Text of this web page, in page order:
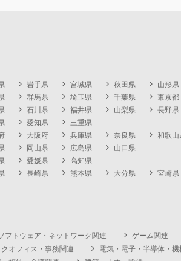
岩手県 宮城県 秋田県 山形県
群馬県 埼玉県 千葉県 東京都
石川県 福井県 山梨県
長野県
愛知県
三重県
大阪府 兵庫県 奈良県
和歌山
岡山県 広島県
山口県
愛媛県
高知県
長崎県 熊本県 大分県 宮崎県
フトウェア・ネットワーク関連 ゲーム関連
オフィス・事務関連
電気・電子・半導体・機